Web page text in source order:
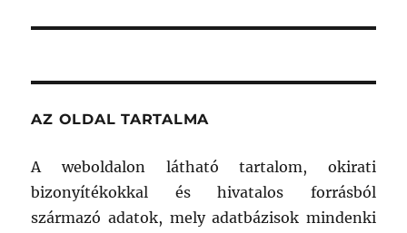
AZ OLDAL TARTALMA
A weboldalon látható tartalom, okirati
bizonyítékokkal és hivatalos forrásból
származó adatok, mely adatbázisok mindenki